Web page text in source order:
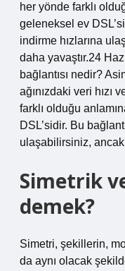
her yönde farklı
geleneksel ev
indirme hızlarına
daha yavaştır.24
bağlantısı nedir?
ağınızdaki veri hızı
farklı olduğu
DSL’sidir. Bu
ulaşabilirsiniz, ancak
Simetrik
demek?
Simetri, şekillerin,
da aynı olacak